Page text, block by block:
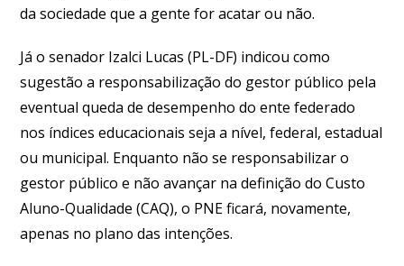
da sociedade que a gente for acatar ou não.
Já o senador Izalci Lucas (PL-DF) indicou como
sugestão a responsabilização do gestor público pela
eventual queda de desempenho do ente federado
nos índices educacionais seja a nível, federal, estadual
ou municipal. Enquanto não se responsabilizar o
gestor público e não avançar na definição do Custo
Aluno-Qualidade (CAQ), o PNE ficará, novamente,
apenas no plano das intenções.